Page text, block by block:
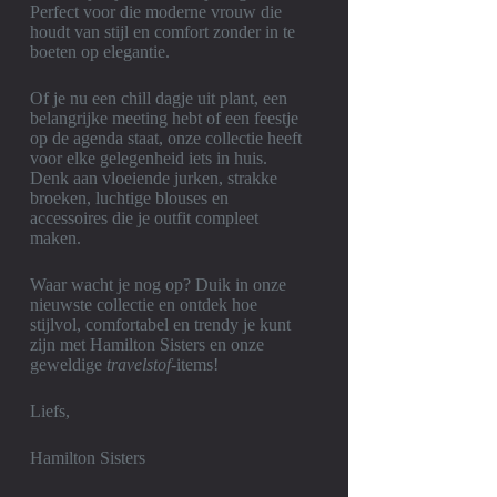
Perfect voor die moderne vrouw die
houdt van stijl en comfort zonder in te
boeten op elegantie.
Of je nu een chill dagje uit plant, een
belangrijke meeting hebt of een feestje
op de agenda staat, onze collectie heeft
voor elke gelegenheid iets in huis.
Denk aan vloeiende jurken, strakke
broeken, luchtige blouses en
accessoires die je outfit compleet
maken.
Waar wacht je nog op? Duik in onze
nieuwste collectie en ontdek hoe
stijlvol, comfortabel en trendy je kunt
zijn met Hamilton Sisters en onze
geweldige travelstof-items!
Liefs,
Hamilton Sisters